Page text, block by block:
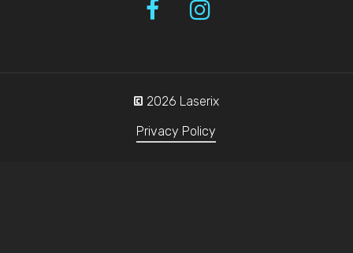
© 2026 Laserix
Privacy Policy